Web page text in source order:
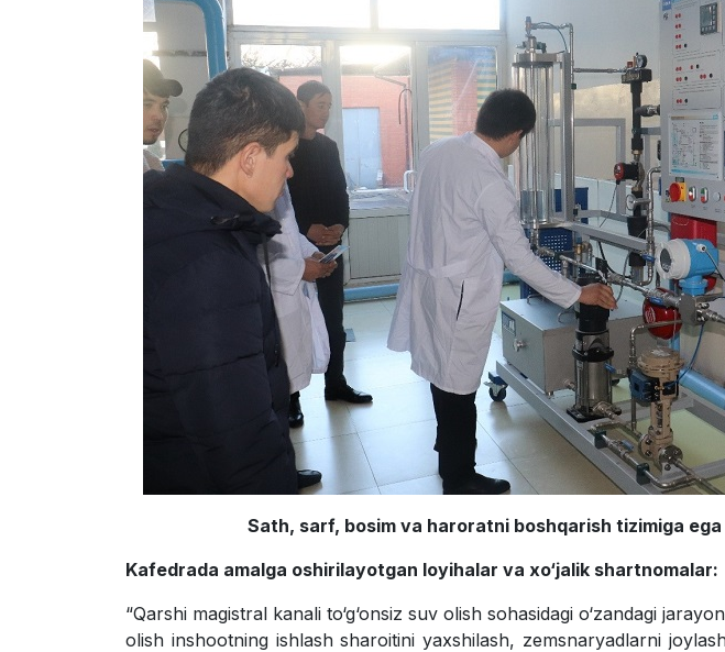
Sath, sarf, bosim va haroratni boshqarish tizimiga
Kafedrada amalga oshirilayotgan loyihalar va xo‘jalik shartnomalar:
“Qarshi magistral kanali to‘g‘onsiz suv olish sohasidagi o‘zandagi
olish inshootning ishlash sharoitini yaxshilash, zemsnaryadlarni